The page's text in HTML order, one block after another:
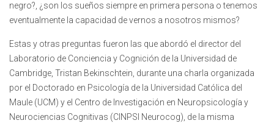
negro?, ¿son los sueños siempre en primera persona o tenemos
eventualmente la capacidad de vernos a nosotros mismos?
Estas y otras preguntas fueron las que abordó el director del
Laboratorio de Conciencia y Cognición de la Universidad de
Cambridge, Tristan Bekinschtein, durante una charla organizada
por el Doctorado en Psicología de la Universidad Católica del
Maule (UCM) y el Centro de Investigación en Neuropsicología y
Neurociencias Cognitivas (CINPSI Neurocog), de la misma